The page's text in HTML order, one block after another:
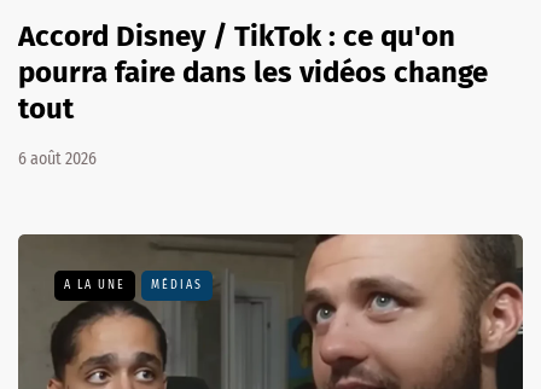
Accord Disney / TikTok : ce qu'on
pourra faire dans les vidéos change
tout
6 août 2026
A LA UNE MÉDIAS